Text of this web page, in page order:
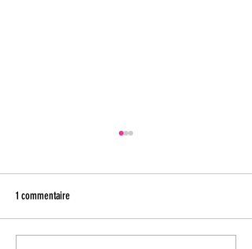
1 commentaire